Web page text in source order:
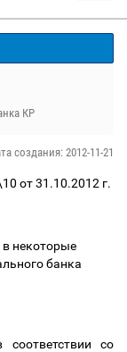
КР
создания: 2012-11-21
от 31.10.2012 г.
в некоторые
банка
со